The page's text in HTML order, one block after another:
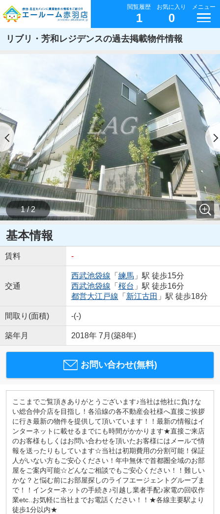
閲覧履歴
1
お気に入り
0
メニュー
リブリ・芳和レジデンスの過去掲載物件情報
1 / 2
基本情報
賃料 -
交通
西武池袋線 「 練馬」駅 徒歩15分
西武池袋線 「 桜台 」駅 徒歩16分
都営大江戸線 「 新江古田 」駅 徒歩18分
間取り(面積) -(-)
築年月 2018年 7月(築8年)
お問い合わせ(無料)
ここまでご覧頂きありがとうございます♪当社は他社に負けな
い総合仲介店を目指し！各沿線の各不動産会社様へ直接ご挨拶
に行き最新の物件を提供して頂いています！！最新の情報はイ
ンターネットに載せるまでにも時間がかかります★直接ご来店
のお客様もしくはお問い合わせを頂いたお客様にはメールで情
報を送ったりもしています☆当社は初期費用の分割可能！保証
人がいない方もご安心ください！年中無休で首都圏全域のお部
屋をご案内可能☆どんなご相談でもご安心ください！！難しい
かな？と悩む前にお部屋探しのライフエージェントグループま
で！！インターネットの手続き♪引越し業者手配♪家電の回収作
業etc..お気軽に当社までお電話ください！！★各線主要駅より
徒歩1分以内★